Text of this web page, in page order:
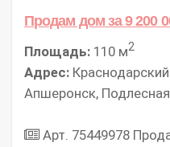
Продам домза 9 200
Площадь: 110 м2
Адрес:
Апшеронск, Подлесная
Арт. 75449978